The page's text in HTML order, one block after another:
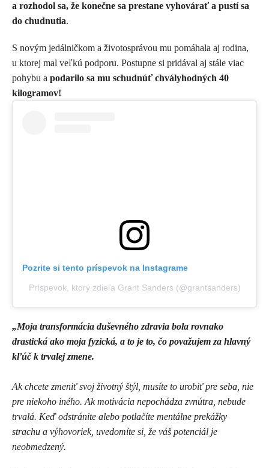
a rozhodol sa, že konečne sa prestane vyhovárať a pustí sa
do chudnutia.
S novým jedálničkom a životosprávou mu pomáhala aj rodina,
u ktorej mal veľkú podporu. Postupne si pridával aj stále viac
pohybu a podarilo sa mu schudnúť chvályhodných 40
kilogramov!
Pozrite si tento príspevok na Instagrame
Príspevok, ktorý zdieľa Grant Sanders (@grantsanders)
„Moja transformácia duševného zdravia bola rovnako
drastická ako moja fyzická, a to je to, čo považujem za hlavný
kľúč k trvalej zmene.
Ak chcete zmeniť svoj životný štýl, musíte to urobiť pre seba, nie
pre niekoho iného. Ak motivácia nepochádza zvnútra, nebude
trvalá. Keď odstránite alebo potlačíte mentálne prekážky
strachu a výhovoriek, uvedomíte si, že váš potenciál je
neobmedzený.